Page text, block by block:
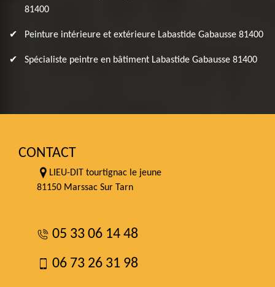
81400
Peinture intérieure et extérieure Labastide Gabausse 81400
Spécialiste peintre en bâtiment Labastide Gabausse 81400
CONTACT
LIEU-DIT tourtignac le jeune
81150 Marssac Sur Tarn
05 33 06 14 48
06 73 26 31 98